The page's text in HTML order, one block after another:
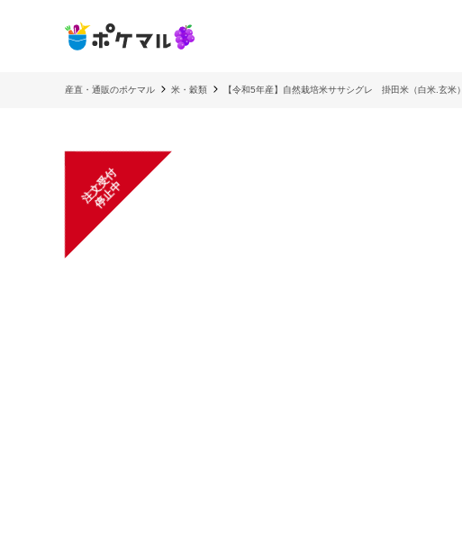
産直・通販のポケマル 米・穀類 【令和5年産】自然栽培米ササシグレ 掛田米（白米.玄米）
注
文
受
付
停
止
中